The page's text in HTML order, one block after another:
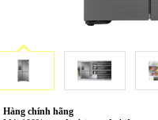
Hàng chính hãng